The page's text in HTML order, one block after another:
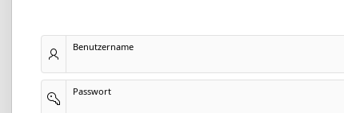
Benutzername
Passwort